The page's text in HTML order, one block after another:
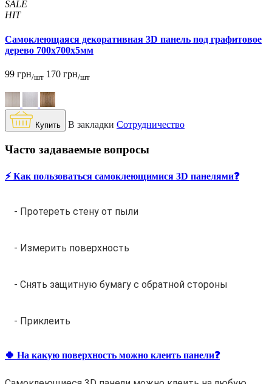
SALE
HIT
Самоклеющаяся декоративная 3D панель под графитовое
дерево 700x700x5мм
99 грн/шт 170 грн/шт
Купить В закладки Сотрудничество
Часто задаваемые вопросы
⚡️ Как пользоваться самоклеющимися 3D панелями❓
- Протереть стену от пыли
- Измерить поверхность
- Снять защитную бумагу с обратной стороны
- Приклеить
🍀 На какую поверхность можно клеить панели❓